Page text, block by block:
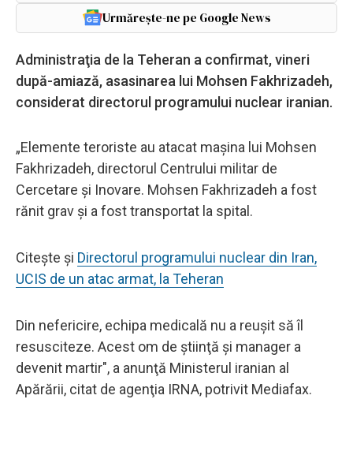
Urmărește-ne pe Google News
Administraţia de la Teheran a confirmat, vineri
după-amiază, asasinarea lui Mohsen Fakhrizadeh,
considerat directorul programului nuclear iranian.
„Elemente teroriste au atacat maşina lui Mohsen
Fakhrizadeh, directorul Centrului militar de
Cercetare şi Inovare. Mohsen Fakhrizadeh a fost
rănit grav şi a fost transportat la spital.
Citește și Directorul programului nuclear din Iran,
UCIS de un atac armat, la Teheran
Din nefericire, echipa medicală nu a reuşit să îl
resusciteze. Acest om de ştiinţă şi manager a
devenit martir", a anunţă Ministerul iranian al
Apărării, citat de agenţia IRNA, potrivit Mediafax.